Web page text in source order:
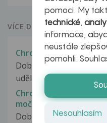
VÍCE DOTAZŮ Z PORADNY
Chronická žilní
Dobrý den nad kotníky
udělaly zarudlé fleky a
Chronická žilní
močový infekt
Dobrý den, moje
pomoci. My
technické,
informace,
neustále
pomohli.
Nesouhlasím